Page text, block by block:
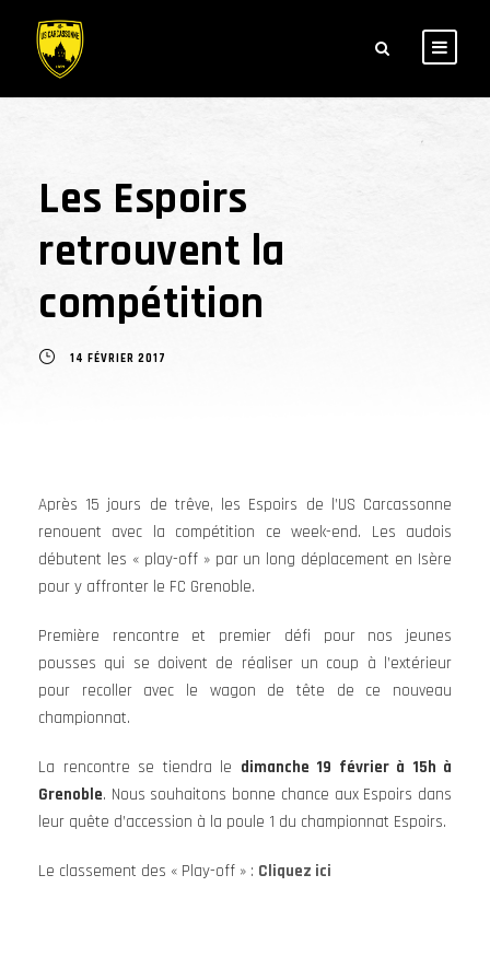
Les Espoirs
retrouvent la
compétition
14 FÉVRIER 2017
Après 15 jours de trêve, les Espoirs de l’US Carcassonne
renouent avec la compétition ce week-end. Les audois
débutent les « play-off » par un long déplacement en Isère
pour y affronter le FC Grenoble.
Première rencontre et premier défi pour nos jeunes
pousses qui se doivent de réaliser un coup à l’extérieur
pour recoller avec le wagon de tête de ce nouveau
championnat.
La rencontre se tiendra le dimanche 19 février à 15h à
Grenoble. Nous souhaitons bonne chance aux Espoirs dans
leur quête d’accession à la poule 1 du championnat Espoirs.
Le classement des « Play-off » : Cliquez ici